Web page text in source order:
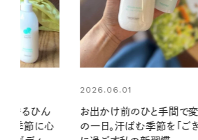
変わる、夏
ごきげん」
2026.07.24
夏の髪と心が瞬時にリフレ
る【大人気のドライシャンプ